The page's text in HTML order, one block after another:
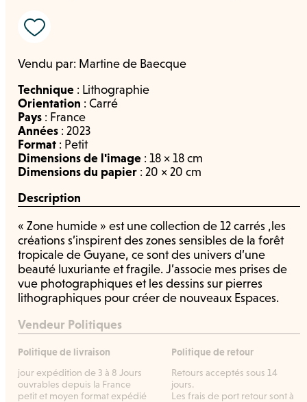
Vendu par: Martine de Baecque
Années : 2023
Orientation : Carré
Pays : France
Technique : Lithographie
Format : Petit
Dimensions de l'image : 18 × 18 cm
Dimensions du papier : 20 × 20 cm
Description
« Zone humide » est une collection de 12 carrés ,les
créations s’inspirent des zones sensibles de la forêt
tropicale de Guyane, ce sont des univers d’une
beauté luxuriante et fragile. J’associe mes prises de
vue photographiques et les dessins sur pierres
lithographiques pour créer de nouveaux Espaces.
Vendeur Politiques
Politique de livraison
jour expédition de 3 à 8 Jours
ouvrables depuis la France
petit et moyen format expédié
Politique de retour
Retours acceptés sous 14
jours.
Les frais de port retour sont à